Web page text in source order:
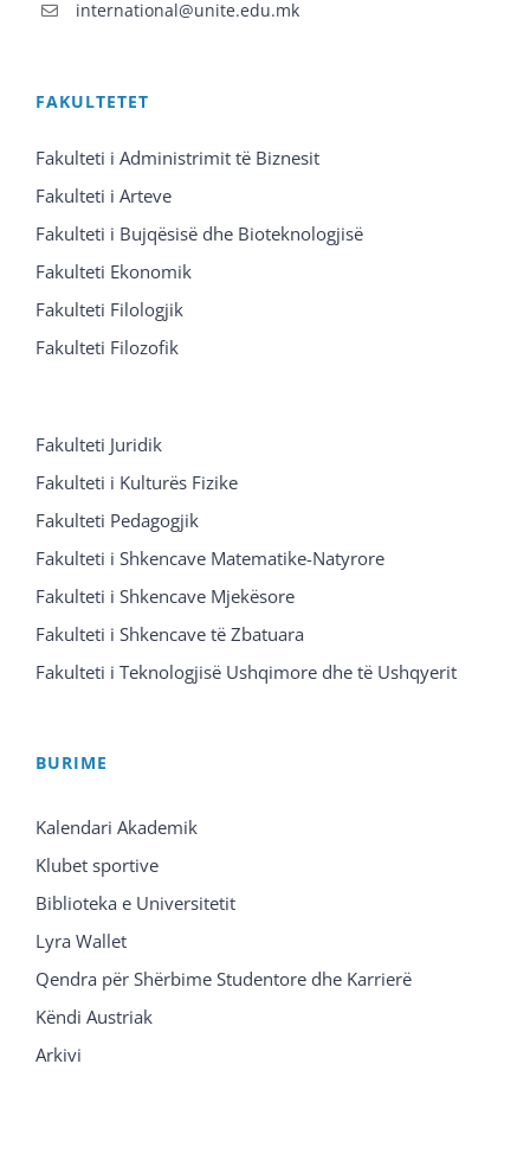
international@unite.edu.mk
FAKULTETET
Fakulteti i Administrimit të Biznesit
Fakulteti i Arteve
Fakulteti i Bujqësisë dhe Bioteknologjisë
Fakulteti Ekonomik
Fakulteti Filologjik
Fakulteti Filozofik
Fakulteti Juridik
Fakulteti i Kulturës Fizike
Fakulteti Pedagogjik
Fakulteti i Shkencave Matematike-Natyrore
Fakulteti i Shkencave Mjekësore
Fakulteti i Shkencave të Zbatuara
Fakulteti i Teknologjisë Ushqimore dhe të Ushqyerit
BURIME
Kalendari Akademik
Klubet sportive
Biblioteka e Universitetit
Lyra Wallet
Qendra për Shërbime Studentore dhe Karrierë
Këndi Austriak
Arkivi